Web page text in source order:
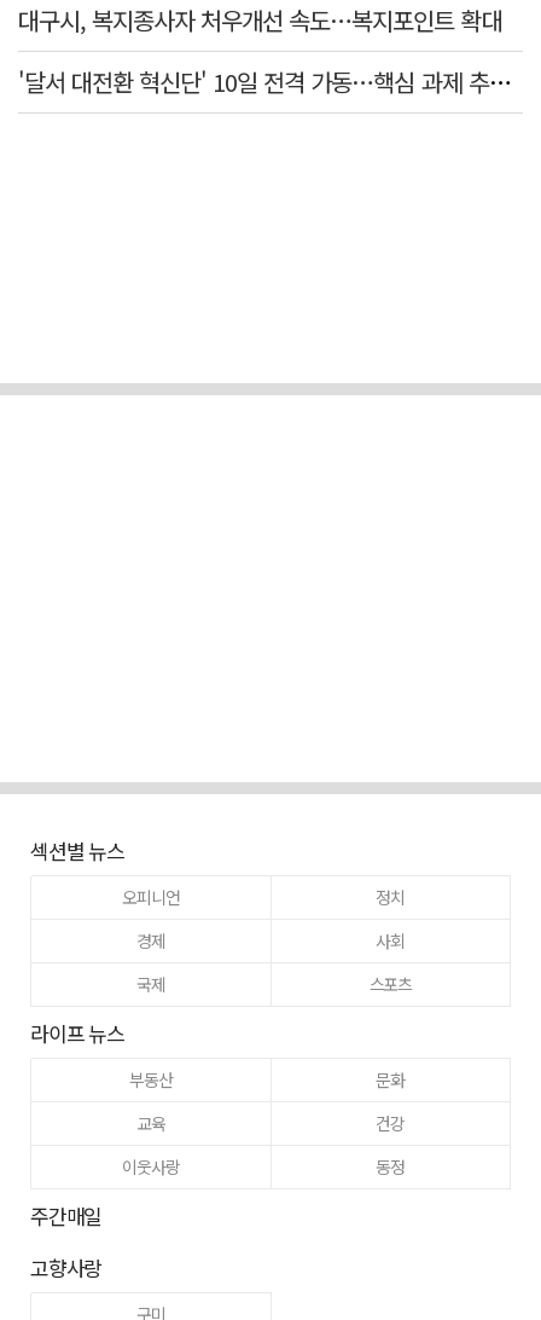
대구시, 복지종사자 처우개선 속도…복지포인트 확대
'달서 대전환 혁신단' 10일 전격 가동…핵심 과제 추진 컨트롤타워 역할
섹션별 뉴스
오피니언
정치
경제
사회
국제
스포츠
라이프 뉴스
부동산
문화
교육
건강
이웃사랑
동정
주간매일
고향사랑
구미